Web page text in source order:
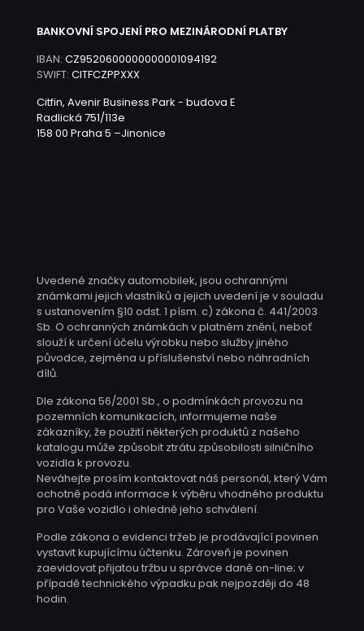
BANKOVNÍ SPOJENÍ PRO MEZINÁRODNÍ PLATBY
IBAN: CZ9520600000000001094192
SWIFT: CITFCZPPXXX
Citfin, Avenir Business Park - budova E
Radlická 751/113e
158 00 Praha 5 –Jinonice
Uvedené značky automobilek, jsou ochrannými
známkami jejich vlastníků a jejich uvedení je v souladu
s ustanovením §10 odst. 1 písm. c) zákona č. 441/2003
Sb. O ochranných známkách v platném znění, neboť
slouží k určení účelu výrobku nebo služby jiného
původce, zejména u příslušenství nebo náhradních
dílů.
Dle zákona 56/2001 Sb., o podmínkách provozu na
pozemních komunikacích, informujeme naše
zákazníky, že použití některých produktů z našeho
katalogu může způsobit ztrátu způsobilosti silničního
vozidla k provozu.
Neváhejte prosím kontaktovat náš personál, který Vám
ochotně podá informace k výběru vhodného produktu
pro Vaše vozidlo i ohledně jeho schválení.
Podle zákona o evidenci tržeb je prodávající povinen
vystavit kupujícímu účtenku. Zároveň je povinen
zaevidovat přijatou tržbu u správce daně on-line; v
případě technického výpadku pak nejpozději do 48
hodin.